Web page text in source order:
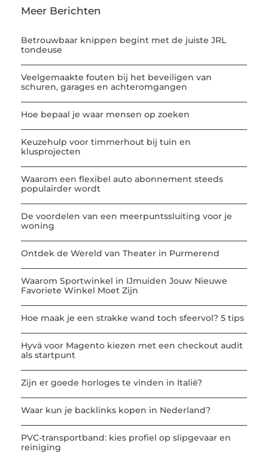
Meer Berichten
Betrouwbaar knippen begint met de juiste JRL
tondeuse
Veelgemaakte fouten bij het beveiligen van
schuren, garages en achteromgangen
Hoe bepaal je waar mensen op zoeken
Keuzehulp voor timmerhout bij tuin en
klusprojecten
Waarom een flexibel auto abonnement steeds
populairder wordt
De voordelen van een meerpuntssluiting voor je
woning
Ontdek de Wereld van Theater in Purmerend
Waarom Sportwinkel in IJmuiden Jouw Nieuwe
Favoriete Winkel Moet Zijn
Hoe maak je een strakke wand toch sfeervol? 5 tips
Hyvä voor Magento kiezen met een checkout audit
als startpunt
Zijn er goede horloges te vinden in Italië?
Waar kun je backlinks kopen in Nederland?
PVC-transportband: kies profiel op slipgevaar en
reiniging